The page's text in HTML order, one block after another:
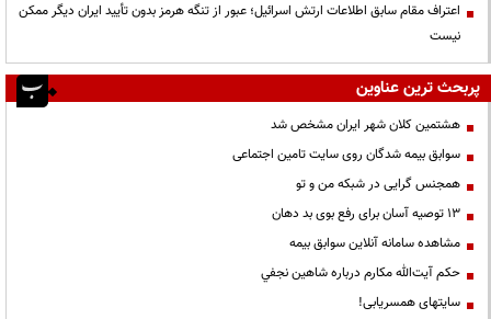
اعتراف مقام سابق اطلاعات ارتش اسرائیل؛ عبور از تنگه هرمز بدون تأیید ایران دیگر ممکن
نیست
پربحث ترین عناوین
هشتمین کلان شهر ایران مشخص شد
سوابق بیمه شدگان روی سایت تامین اجتماعی
همجنس گرایی در شبکه من و تو
13 توصیه آسان برای رفع بوی بد دهان
مشاهده سامانه آنلاين سوابق بیمه
حكم آيت‌الله مكارم درباره شاهين نجفي
سایتهای همسریابی!